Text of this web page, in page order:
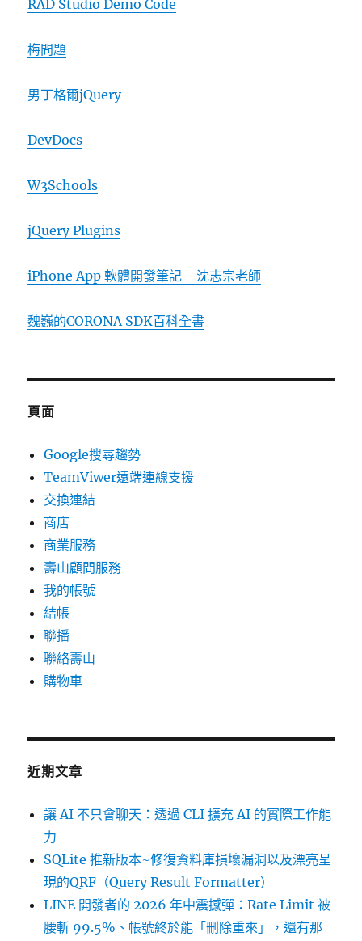
RAD Studio Demo Code
梅問題
男丁格爾jQuery
DevDocs
W3Schools
jQuery Plugins
iPhone App 軟體開發筆記 - 沈志宗老師
魏巍的CORONA SDK百科全書
頁面
Google搜尋趨勢
TeamViwer遠端連線支援
交換連結
商店
商業服務
壽山顧問服務
我的帳號
結帳
聯播
聯絡壽山
購物車
近期文章
讓 AI 不只會聊天：透過 CLI 擴充 AI 的實際工作能
力
SQLite 推新版本~修復資料庫損壞漏洞以及漂亮呈
現的QRF（Query Result Formatter）
LINE 開發者的 2026 年中震撼彈：Rate Limit 被
腰斬 99.5%、帳號終於能「刪除重來」，還有那